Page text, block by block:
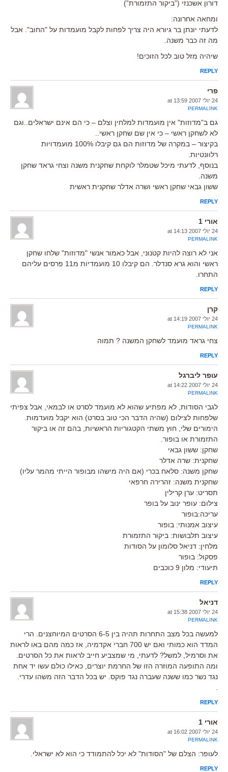
דורון אשכנזי (”ביקור התזמורת”)
ומחאה אחרונה:
לדעתי יונתן בר גיורא היה צריך לפחות לקבל מועמדות על "החוב". אבל
מה זה כבר משנה.
שיהיה מזל טוב לכל הזוכים!
REPLY
פרי
24 יולי 2007 at 13:59
PERMALINK
גם ב"מדוזות" אין מועמדות למלחין וצלם – כי הם אינם ישראלים..וגם
לא לשחקן ראשי – כי אין שם שחקן ראשי..
בקיצור – במקרה של מדוזות הם גם קיבלו 100% מועמדויות
רלוונטיות.
בנוסף, לדעתי מיכל שטמלר לוקחת שחקנית משנה וצחי גראד שחקן
משנה.
ששון גבאי שחקן ראשי ושרה אדלר שחקנית ראשית
REPLY
אורי 1
24 יולי 2007 at 14:13
PERMALINK
אני לא רוצה להיות קטנוני, אבל כאמור אנשי "מדוזות" שלחו שחקן
ראשי והוא גרא סנדלר. הם קיבלו 10 מועמדיות מ11 פרסים עליהם
התחרו.
REPLY
קרן
24 יולי 2007 at 14:19
PERMALINK
צחי גראד מועמד לשחקן המשנה ? תמוה
REPLY
עופר ליברגל
24 יולי 2007 at 14:22
PERMALINK
לגבי הסודות, לא מפתיע שהוא לא מועמד לסרט או לבמאי, אבל צפיתי
שלפחות לצילום (שהיה הדבר הכי טוב בסרט) הוא יקבל מועדמות.
הימורים שלי, חוץ משתי הקטגוריות הראשיות, בהם זה או ביקור
התזמורת או בופור.
שחקן: ששון גבאי
שחקנית: שרה אדלר
שחקן משנה: סלאח בכרי (אם היה מישהו מבופור הייתי מהמר עליו)
שחקנית משנה: זהרירה חרפאי
תסריט: ערן קרילין
צילום: עופר ינוב על בופר
עריכה:בופור
עיצוב אמנותי: בופור
עיצוב תלבושות: ביקור התזמורת
מלחין: דניאל סלומון על הסודות
פסקול: בופור
תיעודי: מלון 9 כוכבים
REPLY
דניאל
24 יולי 2007 at 15:38
PERMALINK
למעשה בכל מצב התחרות תהיה בין 6-5 הסרטים המיוחצנים. הרי
המדד הוא כמותי ואם יש 700 חברי אקדמיה, אז כמה מהם באו לראות
את וסרמיל, למשל? לדעתי, מי שמצביע חייב לראות את כל הסרטים.
ומה התופעה המוזרה הזו של החרמת יוצרים, כאילו כולם עשו יד אחת
נגד נשר כמו ששנה שעברה נגד פוקס. יש בכל הדבר הזה משהו עדרי.
REPLY
אורי 1
24 יולי 2007 at 16:02
PERMALINK
לעופר: הצלם של "הסודות" לא יכל להתמודד כי הוא לא ישראלי.
REPLY